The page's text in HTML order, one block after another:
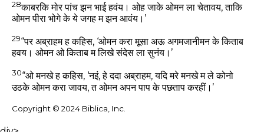
28काबरकि मोर पांच झन भाई हवंय। ओह जाके ओमन ला चेतावय, ताकि
ओमन पीरा भोगे के ये जगह म झन आवंय।’
29“पर अब्राहम ह कहिस, ‘ओमन करा मूसा अऊ अगमजानीमन के किताब
हवय। ओमन ओ किताब म लिखे संदेस ला सुनंय।’
30“ओ मनखे ह कहिस, ‘नइं, हे ददा अब्राहम, यदि मरे मनखे म ले कोनो
उठके ओमन करा जावय, त ओमन अपन पाप के पछताप करहीं।’
Copyright © 2024 Biblica, Inc.